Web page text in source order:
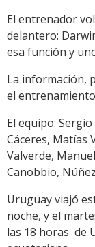
El entrenador
delantero:
esa función y
La información,
el
El equipo:
Cáceres, Matías
Valverde,
Canobbio,
Uruguay viajó
noche, y el
las 18 horas de